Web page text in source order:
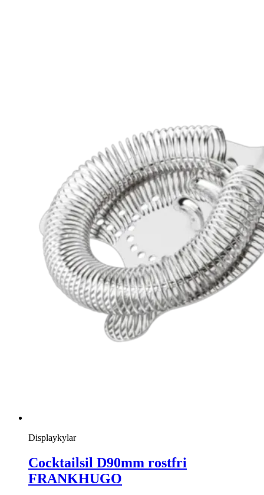
Displaykylar
Cocktailsil D90mm rostfri
FRANKHUGO